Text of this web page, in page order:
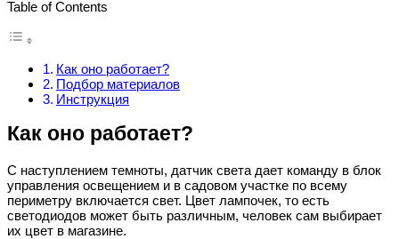
Table of Contents
Как оно работает?
Подбор материалов
Инструкция
Как оно работает?
С наступлением темноты, датчик света дает команду в блок
управления освещением и в садовом участке по всему
периметру включается свет. Цвет лампочек, то есть
светодиодов может быть различным, человек сам выбирает
их цвет в магазине.